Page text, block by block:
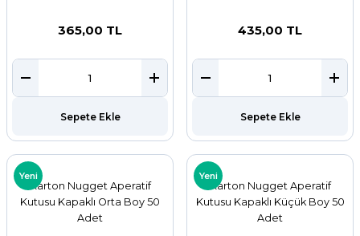
365,00 TL
Sepete Ekle
435,00 TL
Sepete Ekle
Yeni
Karton Nugget Aperatif
Kutusu Kapaklı Orta Boy 50
Adet
Yeni
Karton Nugget Aperatif
Kutusu Kapaklı Küçük Boy 50
Adet